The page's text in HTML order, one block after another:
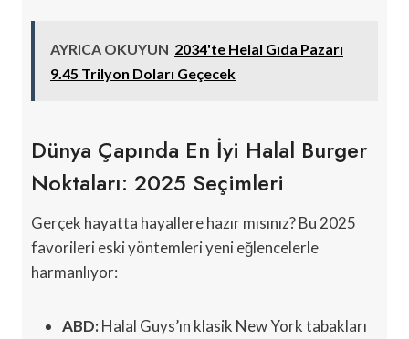
AYRICA OKUYUN 2034'te Helal Gıda Pazarı
9.45 Trilyon Doları Geçecek
Dünya Çapında En İyi Halal Burger
Noktaları: 2025 Seçimleri
Gerçek hayatta hayallere hazır mısınız? Bu 2025
favorileri eski yöntemleri yeni eğlencelerle
harmanlıyor:
ABD:Halal Guys’ın klasik New York tabakları